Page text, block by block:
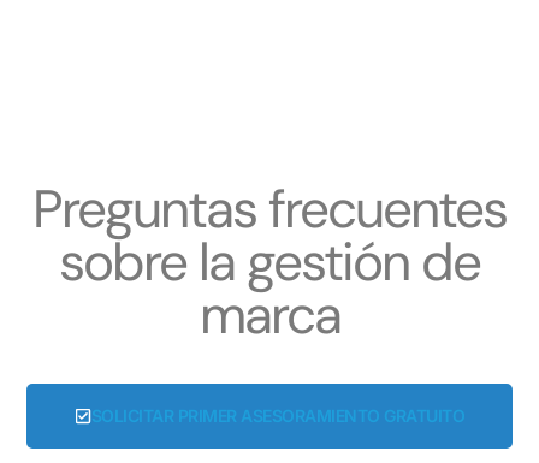
Preguntas frecuentes
sobre la gestión de
marca
SOLICITAR PRIMER ASESORAMIENTO GRATUITO